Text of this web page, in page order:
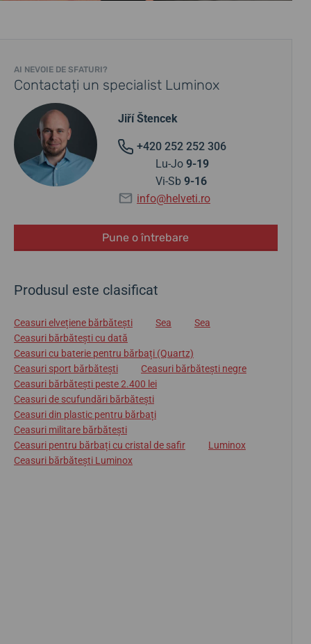
AI NEVOIE DE SFATURI?
Contactați un specialist Luminox
Jiří Štencek
+420 252 252 306
Lu-Jo 9-19
Vi-Sb 9-16
info@helveti.ro
Pune o întrebare
Produsul este clasificat
Ceasuri elvețiene bărbătești Sea
Sea
Ceasuri bărbătești cu dată
Ceasuri cu baterie pentru bărbați (Quartz)
Ceasuri sport bărbătești
Ceasuri bărbătești negre
Ceasuri bărbătești peste 2.400 lei
Ceasuri de scufundări bărbătești
Ceasuri din plastic pentru bărbați
Ceasuri militare bărbătești
Ceasuri pentru bărbați cu cristal de safir
Luminox
Ceasuri bărbătești Luminox